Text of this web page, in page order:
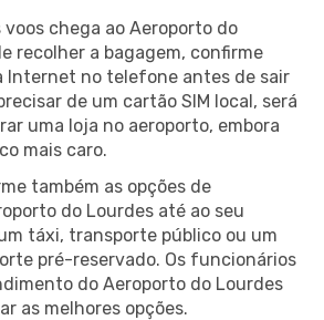
chega ao Aeroporto do
recolher a bagagem, confirme
Internet no telefone antes de sair
de um cartão SIM local, será
uma loja no aeroporto, embora
mais caro.
também as opções de
do Lourdes até ao seu
táxi, transporte público ou um
pré-reservado. Os funcionários
do Aeroporto do Lourdes
as melhores opções.